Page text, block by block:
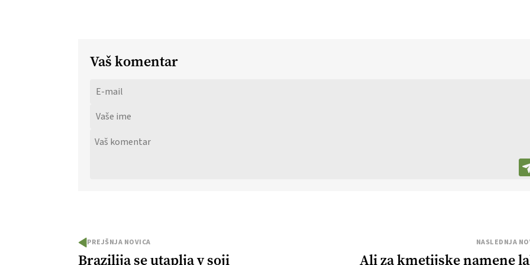
Vaš komentar
PREJŠNJA NOVICA
Brazilija se utaplja v soji
NASLEDNJA
Ali za kmetijske namene